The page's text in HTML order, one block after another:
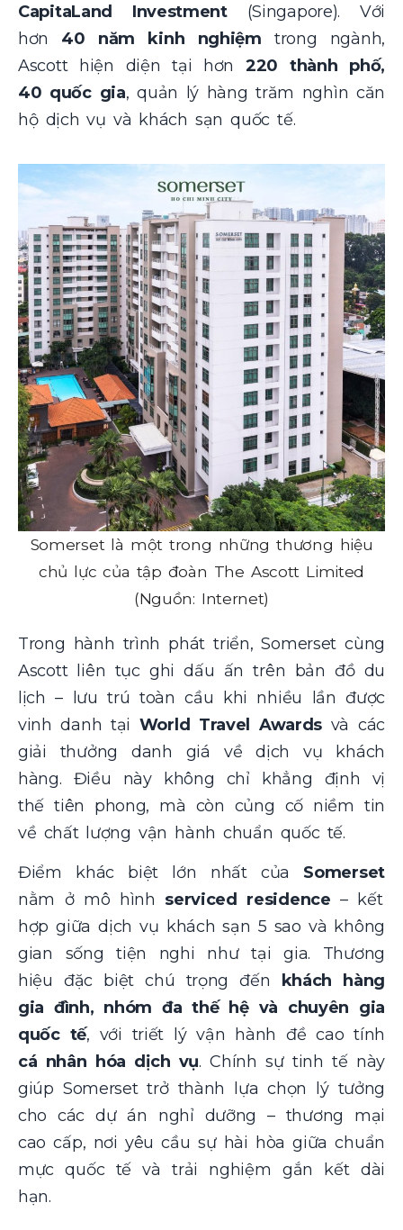
CapitaLand Investment(Singapore). Với
hơn 40 năm kinh nghiệm trong ngành,
Ascott hiện diện tại hơn 220 thành phố,
40 quốc gia, quản lý hàng trăm nghìn căn
hộ dịch vụ và khách sạn quốc tế.
Somerset là một trong những thương hiệu
chủ lực của tập đoàn The Ascott Limited
(Nguồn: Internet)
Trong hành trình phát triển, Somerset cùng
Ascott liên tục ghi dấu ấn trên bản đồ du
lịch – lưu trú toàn cầu khi nhiều lần được
vinh danh tại World Travel Awards và các
giải thưởng danh giá về dịch vụ khách
hàng. Điều này không chỉ khẳng định vị
thế tiên phong, mà còn củng cố niềm tin
về chất lượng vận hành chuẩn quốc tế.
Điểm khác biệt lớn nhất của Somerset
nằm ở mô hình serviced residence – kết
hợp giữa dịch vụ khách sạn 5 sao và không
gian sống tiện nghi như tại gia. Thương
hiệu đặc biệt chú trọng đến khách hàng
gia đình, nhóm đa thế hệ và chuyên gia
quốc tế, với triết lý vận hành đề cao tính
cá nhân hóa dịch vụ. Chính sự tinh tế này
giúp Somerset trở thành lựa chọn lý tưởng
cho các dự án nghỉ dưỡng – thương mại
cao cấp, nơi yêu cầu sự hài hòa giữa chuẩn
mực quốc tế và trải nghiệm gắn kết dài
hạn.